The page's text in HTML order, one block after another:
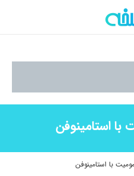
استامینوفن
با استامینوفن